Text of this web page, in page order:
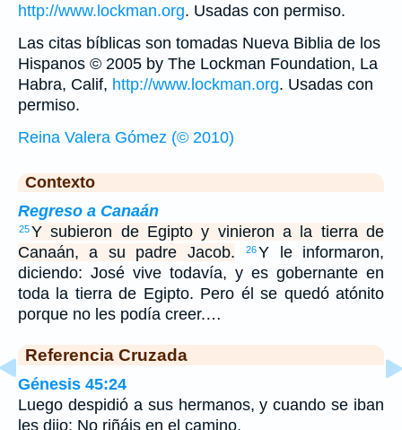
http://www.lockman.org. Usadas con permiso.
Las citas bíblicas son tomadas Nueva Biblia de los
Hispanos © 2005 by The Lockman Foundation, La
Habra, Calif, http://www.lockman.org. Usadas con
permiso.
Reina Valera Gómez (© 2010)
Contexto
Regreso a Canaán
25Y subieron de Egipto y vinieron a la tierra de
Canaán, a su padre Jacob.
26Y le informaron,
diciendo: José vive todavía, y es gobernante en
toda la tierra de Egipto. Pero él se quedó atónito
porque no les podía creer.…
Referencia Cruzada
Génesis 45:24
Luego despidió a sus hermanos, y cuando se iban
les dijo: No riñáis en el camino.